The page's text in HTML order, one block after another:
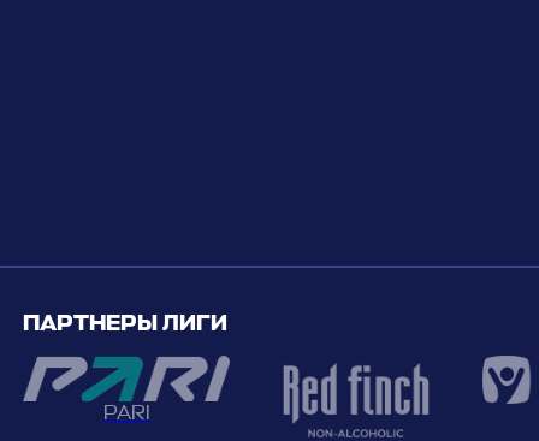
ПАРТНЕРЫ ЛИГИ
PARI